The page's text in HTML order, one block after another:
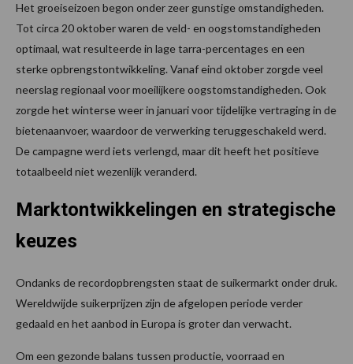
Het groeiseizoen begon onder zeer gunstige omstandigheden.
Tot circa 20 oktober waren de veld- en oogstomstandigheden
optimaal, wat resulteerde in lage tarra-percentages en een
sterke opbrengstontwikkeling. Vanaf eind oktober zorgde veel
neerslag regionaal voor moeilijkere oogstomstandigheden. Ook
zorgde het winterse weer in januari voor tijdelijke vertraging in de
bietenaanvoer, waardoor de verwerking teruggeschakeld werd.
De campagne werd iets verlengd, maar dit heeft het positieve
totaalbeeld niet wezenlijk veranderd.
Marktontwikkelingen en strategische
keuzes
Ondanks de recordopbrengsten staat de suikermarkt onder druk.
Wereldwijde suikerprijzen zijn de afgelopen periode verder
gedaald en het aanbod in Europa is groter dan verwacht.
Om een gezonde balans tussen productie, voorraad en